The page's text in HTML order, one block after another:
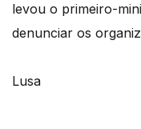
levou o primeiro-
denunciar os
Lusa